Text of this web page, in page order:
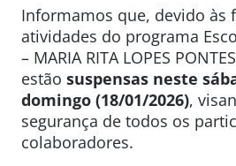
Informamos que, devido às
atividades do programa
– MARIA RITA LOPES
estão suspensas neste
domingo (18/01/2026),
segurança de todos os
colaboradores.